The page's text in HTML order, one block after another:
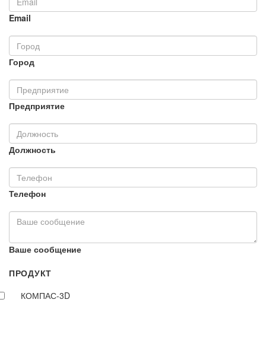
Email
Город
Предприятие
Должность
Телефон
Ваше сообщение
ПРОДУКТ
КОМПАС-3D